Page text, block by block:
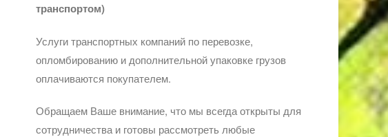
транспортом)
Услуги транспортных компаний по перевозке,
опломбированию и дополнительной упаковке грузов
оплачиваются покупателем.
Обращаем Ваше внимание, что мы всегда открыты для
сотрудничества и готовы рассмотреть любые